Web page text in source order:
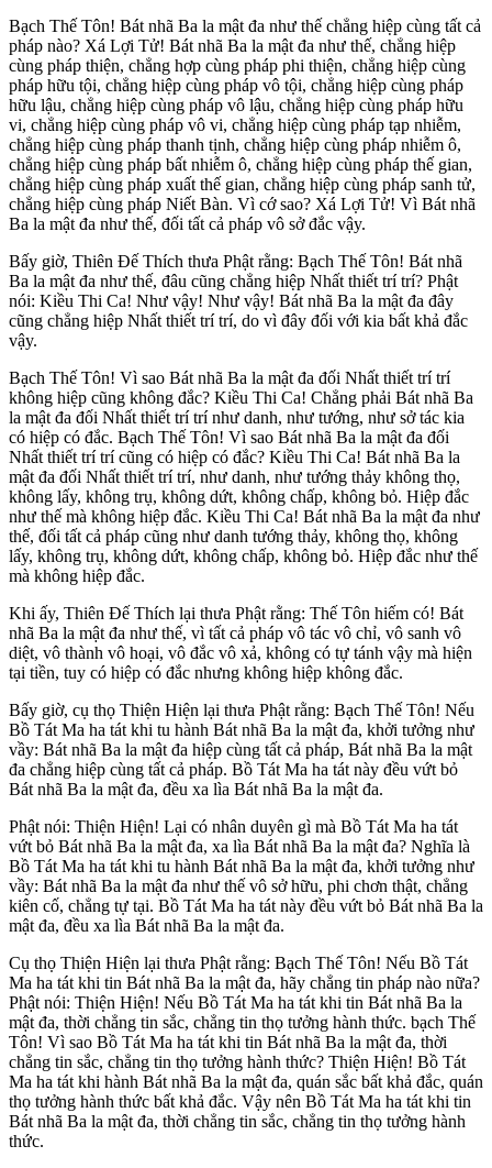
Bạch Thế Tôn! Bát nhã Ba la mật đa như thế chẳng hiệp cùng tất cả
pháp nào? Xá Lợi Tử! Bát nhã Ba la mật đa như thế, chẳng hiệp
cùng pháp thiện, chẳng hợp cùng pháp phi thiện, chẳng hiệp cùng
pháp hữu tội, chẳng hiệp cùng pháp vô tội, chẳng hiệp cùng pháp
hữu lậu, chẳng hiệp cùng pháp vô lậu, chẳng hiệp cùng pháp hữu
vi, chẳng hiệp cùng pháp vô vi, chẳng hiệp cùng pháp tạp nhiễm,
chẳng hiệp cùng pháp thanh tịnh, chẳng hiệp cùng pháp nhiễm ô,
chẳng hiệp cùng pháp bất nhiễm ô, chẳng hiệp cùng pháp thế gian,
chẳng hiệp cùng pháp xuất thế gian, chẳng hiệp cùng pháp sanh tử,
chẳng hiệp cùng pháp Niết Bàn. Vì cớ sao? Xá Lợi Tử! Vì Bát nhã
Ba la mật đa như thế, đối tất cả pháp vô sở đắc vậy.
Bấy giờ, Thiên Ðế Thích thưa Phật rằng: Bạch Thế Tôn! Bát nhã
Ba la mật đa như thế, đâu cũng chẳng hiệp Nhất thiết trí trí? Phật
nói: Kiều Thi Ca! Như vậy! Như vậy! Bát nhã Ba la mật đa đây
cũng chẳng hiệp Nhất thiết trí trí, do vì đây đối với kia bất khả đắc
vậy.
Bạch Thế Tôn! Vì sao Bát nhã Ba la mật đa đối Nhất thiết trí trí
không hiệp cũng không đắc? Kiều Thi Ca! Chẳng phải Bát nhã Ba
la mật đa đối Nhất thiết trí trí như danh, như tướng, như sở tác kia
có hiệp có đắc. Bạch Thế Tôn! Vì sao Bát nhã Ba la mật đa đối
Nhất thiết trí trí cũng có hiệp có đắc? Kiều Thi Ca! Bát nhã Ba la
mật đa đối Nhất thiết trí trí, như danh, như tướng thảy không thọ,
không lấy, không trụ, không dứt, không chấp, không bỏ. Hiệp đắc
như thế mà không hiệp đắc. Kiều Thi Ca! Bát nhã Ba la mật đa như
thế, đối tất cả pháp cũng như danh tướng thảy, không thọ, không
lấy, không trụ, không dứt, không chấp, không bỏ. Hiệp đắc như thế
mà không hiệp đắc.
Khi ấy, Thiên Ðế Thích lại thưa Phật rằng: Thế Tôn hiếm có! Bát
nhã Ba la mật đa như thế, vì tất cả pháp vô tác vô chỉ, vô sanh vô
diệt, vô thành vô hoại, vô đắc vô xả, không có tự tánh vậy mà hiện
tại tiền, tuy có hiệp có đắc nhưng không hiệp không đắc.
Bấy giờ, cụ thọ Thiện Hiện lại thưa Phật rằng: Bạch Thế Tôn! Nếu
Bồ Tát Ma ha tát khi tu hành Bát nhã Ba la mật đa, khởi tưởng như
vầy: Bát nhã Ba la mật đa hiệp cùng tất cả pháp, Bát nhã Ba la mật
đa chẳng hiệp cùng tất cả pháp. Bồ Tát Ma ha tát này đều vứt bỏ
Bát nhã Ba la mật đa, đều xa lìa Bát nhã Ba la mật đa.
Phật nói: Thiện Hiện! Lại có nhân duyên gì mà Bồ Tát Ma ha tát
vứt bỏ Bát nhã Ba la mật đa, xa lìa Bát nhã Ba la mật đa? Nghĩa là
Bồ Tát Ma ha tát khi tu hành Bát nhã Ba la mật đa, khởi tưởng như
vầy: Bát nhã Ba la mật đa như thế vô sở hữu, phi chơn thật, chẳng
kiên cố, chẳng tự tại. Bồ Tát Ma ha tát này đều vứt bỏ Bát nhã Ba la
mật đa, đều xa lìa Bát nhã Ba la mật đa.
Cụ thọ Thiện Hiện lại thưa Phật rằng: Bạch Thế Tôn! Nếu Bồ Tát
Ma ha tát khi tin Bát nhã Ba la mật đa, hãy chẳng tin pháp nào nữa?
Phật nói: Thiện Hiện! Nếu Bồ Tát Ma ha tát khi tin Bát nhã Ba la
mật đa, thời chẳng tin sắc, chẳng tin thọ tưởng hành thức. bạch Thế
Tôn! Vì sao Bồ Tát Ma ha tát khi tin Bát nhã Ba la mật đa, thời
chẳng tin sắc, chẳng tin thọ tưởng hành thức? Thiện Hiện! Bồ Tát
Ma ha tát khi hành Bát nhã Ba la mật đa, quán sắc bất khả đắc, quán
thọ tưởng hành thức bất khả đắc. Vậy nên Bồ Tát Ma ha tát khi tin
Bát nhã Ba la mật đa, thời chẳng tin sắc, chẳng tin thọ tưởng hành
thức.